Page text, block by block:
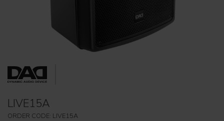
LIVE15A
ORDER CODE: LIVE15A